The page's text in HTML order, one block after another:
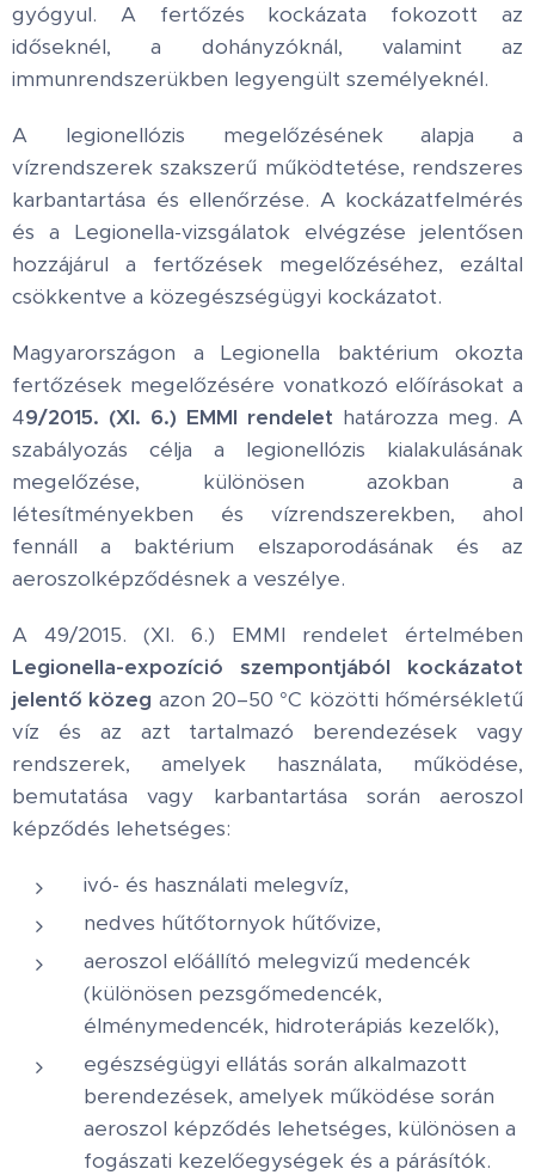
gyógyul. A fertőzés kockázata fokozott az
időseknél, a dohányzóknál, valamint az
immunrendszerükben legyengült személyeknél.
A legionellózis megelőzésének alapja a
vízrendszerek szakszerű működtetése, rendszeres
karbantartása és ellenőrzése. A kockázatfelmérés
és a Legionella-vizsgálatok elvégzése jelentősen
hozzájárul a fertőzések megelőzéséhez, ezáltal
csökkentve a közegészségügyi kockázatot.
Magyarországon a Legionella baktérium okozta
fertőzések megelőzésére vonatkozó előírásokat a
49/2015. (XI. 6.) EMMI rendelet határozza meg. A
szabályozás célja a legionellózis kialakulásának
megelőzése, különösen azokban a
létesítményekben és vízrendszerekben, ahol
fennáll a baktérium elszaporodásának és az
aeroszolképződésnek a veszélye.
A 49/2015. (XI. 6.) EMMI rendelet értelmében
Legionella-expozíció szempontjából kockázatot
jelentő közeg azon 20–50 °C közötti hőmérsékletű
víz és az azt tartalmazó berendezések vagy
rendszerek, amelyek használata, működése,
bemutatása vagy karbantartása során aeroszol
képződés lehetséges:
ivó- és használati melegvíz,
nedves hűtőtornyok hűtővize,
aeroszol előállító melegvizű medencék
(különösen pezsgőmedencék,
élménymedencék, hidroterápiás kezelők),
egészségügyi ellátás során alkalmazott
berendezések, amelyek működése során
aeroszol képződés lehetséges, különösen a
fogászati kezelőegységek és a párásítók.